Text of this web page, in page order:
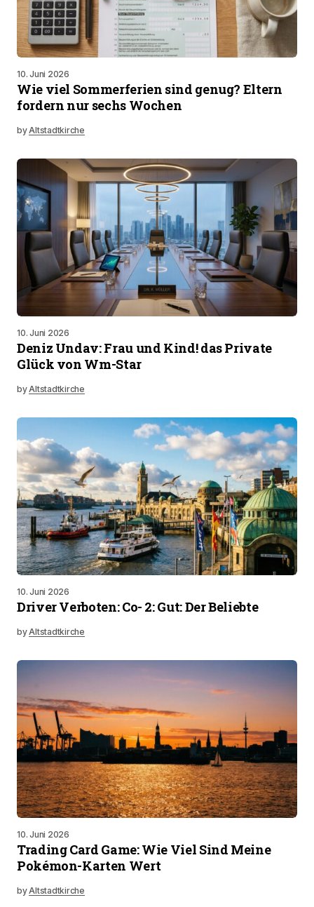
10. Juni 2026
Wie viel Sommerferien sind genug? Eltern
fordern nur sechs Wochen
byAltstadtkirche
10. Juni 2026
Deniz Undav: Frau und Kind! das Private
Glück von Wm-Star
byAltstadtkirche
10. Juni 2026
Driver Verboten: Co- 2: Gut: Der Beliebte
byAltstadtkirche
10. Juni 2026
Trading Card Game: Wie Viel Sind Meine
Pokémon-Karten Wert
byAltstadtkirche